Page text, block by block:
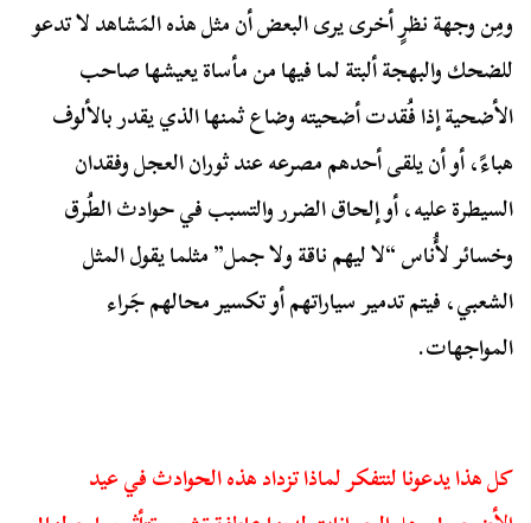
ومِن وجهة نظرٍ أخرى يرى البعض أن مثل هذه المَشاهد لا تدعو
للضحك والبهجة ألبتة لما فيها من مأساة يعيشها صاحب
الأضحية إذا فُقدت أضحيته وضاع ثمنها الذي يقدر بالألوف
هباءً، أو أن يلقى أحدهم مصرعه عند ثوران العجل وفقدان
السيطرة عليه، أو إلحاق الضرر والتسبب في حوادث الطُرق
وخسائر لأُناس “لا ليهم ناقة ولا جمل” مثلما يقول المثل
الشعبي، فيتم تدمير سياراتهم أو تكسير محالهم جَراء
المواجهات.
كل هذا يدعونا لنتفكر لماذا تزداد هذه الحوادث في عيد